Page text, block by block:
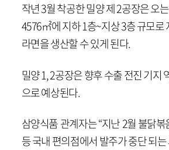
작년 3월 착공한 밀양 제 2공장은 오
4576㎡에 지하 1층~지상 3층 규모
라면을 생산할 수 있게 된다.
밀양 1, 2공장은 향후 수출 전진 기지
으로 예상된다.
삼양식품 관계자는 “지난 2월 불닭
등 국내 편의점에서 발주가 중단 되